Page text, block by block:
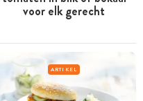
voor elk gerecht
ARTIKEL